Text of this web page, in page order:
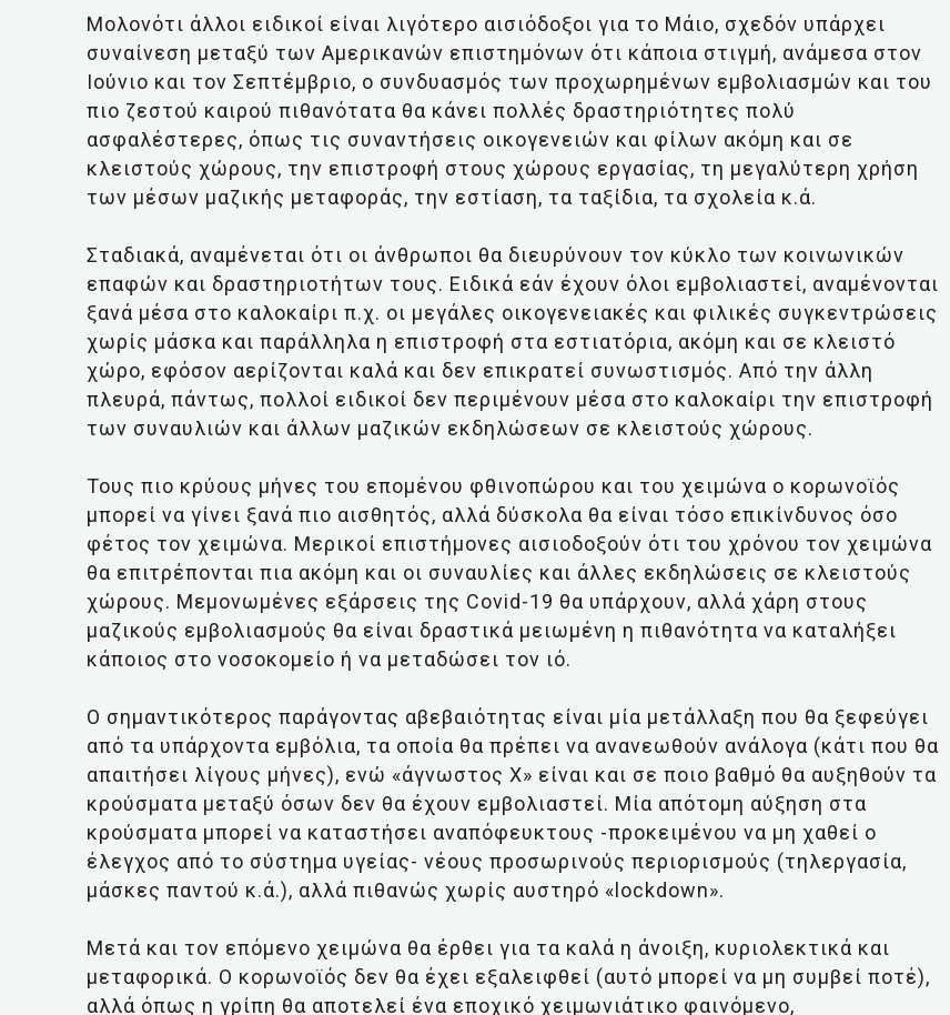
Μολονότι άλλοι ειδικοί είναι λιγότερο αισιόδοξοι για το Μάιο, σχεδόν υπάρχει
συναίνεση μεταξύ των Αμερικανών επιστημόνων ότι κάποια στιγμή, ανάμεσα στον
Ιούνιο και τον Σεπτέμβριο, ο συνδυασμός των προχωρημένων εμβολιασμών και του
πιο ζεστού καιρού πιθανότατα θα κάνει πολλές δραστηριότητες πολύ
ασφαλέστερες, όπως τις συναντήσεις οικογενειών και φίλων ακόμη και σε
κλειστούς χώρους, την επιστροφή στους χώρους εργασίας, τη μεγαλύτερη χρήση
των μέσων μαζικής μεταφοράς, την εστίαση, τα ταξίδια, τα σχολεία κ.ά.
Σταδιακά, αναμένεται ότι οι άνθρωποι θα διευρύνουν τον κύκλο των κοινωνικών
επαφών και δραστηριοτήτων τους. Ειδικά εάν έχουν όλοι εμβολιαστεί, αναμένονται
ξανά μέσα στο καλοκαίρι π.χ. οι μεγάλες οικογενειακές και φιλικές συγκεντρώσεις
χωρίς μάσκα και παράλληλα η επιστροφή στα εστιατόρια, ακόμη και σε κλειστό
χώρο, εφόσον αερίζονται καλά και δεν επικρατεί συνωστισμός. Από την άλλη
πλευρά, πάντως, πολλοί ειδικοί δεν περιμένουν μέσα στο καλοκαίρι την επιστροφή
των συναυλιών και άλλων μαζικών εκδηλώσεων σε κλειστούς χώρους.
Τους πιο κρύους μήνες του επομένου φθινοπώρου και του χειμώνα ο κορωνοϊός
μπορεί να γίνει ξανά πιο αισθητός, αλλά δύσκολα θα είναι τόσο επικίνδυνος όσο
φέτος τον χειμώνα. Μερικοί επιστήμονες αισιοδοξούν ότι του χρόνου τον χειμώνα
θα επιτρέπονται πια ακόμη και οι συναυλίες και άλλες εκδηλώσεις σε κλειστούς
χώρους. Μεμονωμένες εξάρσεις της Covid-19 θα υπάρχουν, αλλά χάρη στους
μαζικούς εμβολιασμούς θα είναι δραστικά μειωμένη η πιθανότητα να καταλήξει
κάποιος στο νοσοκομείο ή να μεταδώσει τον ιό.
Ο σημαντικότερος παράγοντας αβεβαιότητας είναι μία μετάλλαξη που θα ξεφεύγει
από τα υπάρχοντα εμβόλια, τα οποία θα πρέπει να ανανεωθούν ανάλογα (κάτι που θα
απαιτήσει λίγους μήνες), ενώ «άγνωστος Χ» είναι και σε ποιο βαθμό θα αυξηθούν τα
κρούσματα μεταξύ όσων δεν θα έχουν εμβολιαστεί. Μία απότομη αύξηση στα
κρούσματα μπορεί να καταστήσει αναπόφευκτους -προκειμένου να μη χαθεί ο
έλεγχος από το σύστημα υγείας- νέους προσωρινούς περιορισμούς (τηλεργασία,
μάσκες παντού κ.ά.), αλλά πιθανώς χωρίς αυστηρό «lockdown».
Μετά και τον επόμενο χειμώνα θα έρθει για τα καλά η άνοιξη, κυριολεκτικά και
μεταφορικά. Ο κορωνοϊός δεν θα έχει εξαλειφθεί (αυτό μπορεί να μη συμβεί ποτέ),
αλλά όπως η γρίπη θα αποτελεί ένα εποχικό χειμωνιάτικο φαινόμενο,